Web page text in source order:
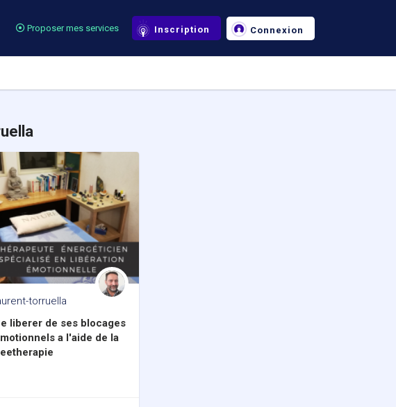
Proposer mes services Inscription Connexion
torruella
liberer de ses blocages
a l'aide de la